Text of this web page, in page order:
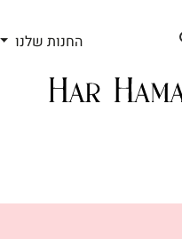
החנות שלנו